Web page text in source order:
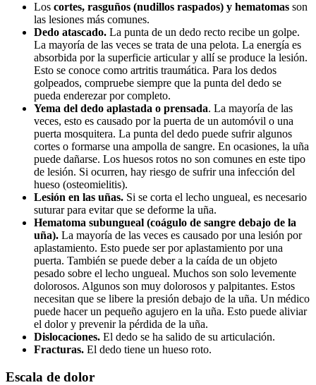
Los cortes, rasguños (nudillos raspados) y hematomas son
las lesiones más comunes.
Dedo atascado. La punta de un dedo recto recibe un golpe.
La mayoría de las veces se trata de una pelota. La energía es
absorbida por la superficie articular y allí se produce la lesión.
Esto se conoce como artritis traumática. Para los dedos
golpeados, compruebe siempre que la punta del dedo se
pueda enderezar por completo.
Yema del dedo aplastada o prensada. La mayoría de las
veces, esto es causado por la puerta de un automóvil o una
puerta mosquitera. La punta del dedo puede sufrir algunos
cortes o formarse una ampolla de sangre. En ocasiones, la uña
puede dañarse. Los huesos rotos no son comunes en este tipo
de lesión. Si ocurren, hay riesgo de sufrir una infección del
hueso (osteomielitis).
Lesión en las uñas. Si se corta el lecho ungueal, es necesario
suturar para evitar que se deforme la uña.
Hematoma subungueal (coágulo de sangre debajo de la
uña). La mayoría de las veces es causado por una lesión por
aplastamiento. Esto puede ser por aplastamiento por una
puerta. También se puede deber a la caída de un objeto
pesado sobre el lecho ungueal. Muchos son solo levemente
dolorosos. Algunos son muy dolorosos y palpitantes. Estos
necesitan que se libere la presión debajo de la uña. Un médico
puede hacer un pequeño agujero en la uña. Esto puede aliviar
el dolor y prevenir la pérdida de la uña.
Dislocaciones. El dedo se ha salido de su articulación.
Fracturas. El dedo tiene un hueso roto.
Escala de dolor